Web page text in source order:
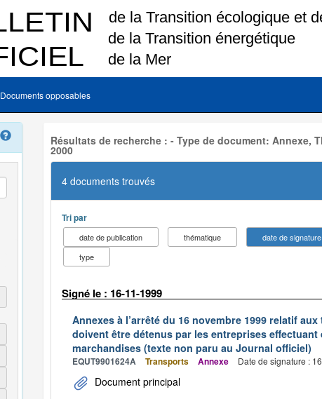
Documents opposables
Résultats de recherche : - Type de document: Annexe,
2000
4 documents trouvés
Tri par
date de publication thématique
date de signature
type
Signé le : 16-11-1999
Annexes à l’arrêté du 16 novembre 1999 relatif
doivent être détenus par les entreprises
marchandises (texte non paru au Journal officiel)
EQUT9901624A Transports Annexe Date de signature :
Document principal